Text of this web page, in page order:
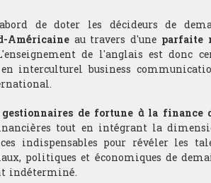
de doter les décideurs de
Américaine au travers d'une parfaite
de l'anglais est donc
interculturel business
de fortune à la finance
tout en intégrant la
indispensables pour révéler les
politiques et économiques de
indéterminé.